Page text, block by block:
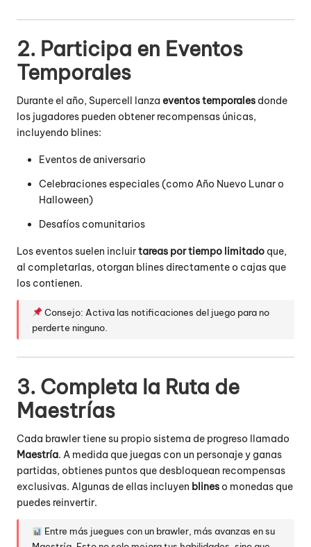
2. Participa en Eventos
Temporales
Durante el año, Supercell lanza eventos temporales donde
los jugadores pueden obtener recompensas únicas,
incluyendo blines:
Eventos de aniversario
Celebraciones especiales (como Año Nuevo Lunar o
Halloween)
Desafíos comunitarios
Los eventos suelen incluirtareas por tiempo limitado que,
al completarlas, otorgan blines directamente o cajas que
los contienen.
Consejo: Activa las notificaciones del juego para no
perderte ninguno.
3. Completa la Ruta de
Maestrías
Cada brawler tiene su propio sistema de progreso llamado
Maestría. A medida que juegas con un personaje y ganas
partidas, obtienes puntos que desbloquean recompensas
exclusivas. Algunas de ellas incluyen blineso monedas que
puedes reinvertir.
Entre más juegues con un brawler, más avanzas en su